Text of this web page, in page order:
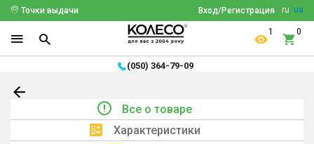
ru ua
Вход/Регистрация
Точки выдачи
1 0
(050) 364-79-09
Все о товаре
Характеристики